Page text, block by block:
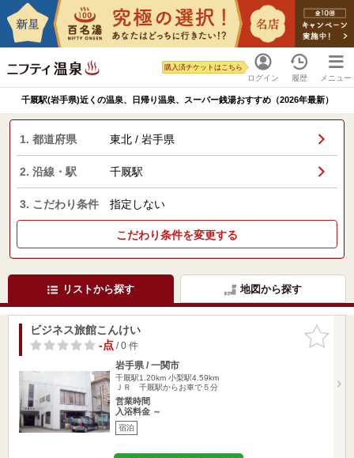
ログイン
購入済チケットはこちら
履歴 メニュー
千厩駅(岩手県)近くの温泉、日帰り温泉、スーパー銭湯おすすめ（2026年最新）
1. 都道府県 東北 / 岩手県
2. 沿線・駅 千厩駅
3. こだわり条件 指定しない
こだわり条件を変更する
リストから探す 地図から探す
お気に入
りに追加
ビジネス旅館こんけい
-点/ 0 件
岩手県 / 一関市
千厩駅1.20km 小梨駅4.59km
ＪＲ 千厩駅からお車で５分
営業時間
入浴料金 ～
宿泊